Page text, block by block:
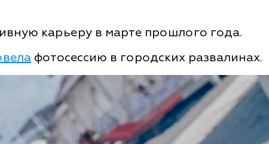
карьеру в марте прошлого года.
фотосессию в городских развалинах.